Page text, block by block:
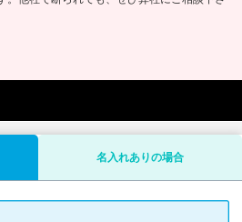
名入れありの場合